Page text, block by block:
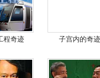
程奇迹 子宫内的奇迹